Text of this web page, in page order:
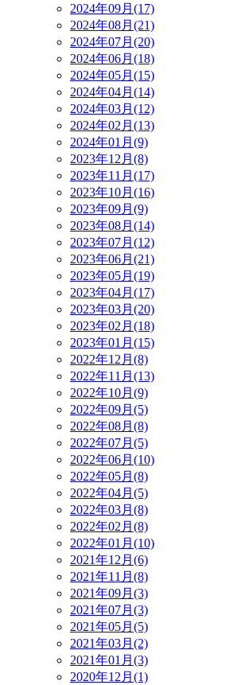
2024年09月(17)
2024年08月(21)
2024年07月(20)
2024年06月(18)
2024年05月(15)
2024年04月(14)
2024年03月(12)
2024年02月(13)
2024年01月(9)
2023年12月(8)
2023年11月(17)
2023年10月(16)
2023年09月(9)
2023年08月(14)
2023年07月(12)
2023年06月(21)
2023年05月(19)
2023年04月(17)
2023年03月(20)
2023年02月(18)
2023年01月(15)
2022年12月(8)
2022年11月(13)
2022年10月(9)
2022年09月(5)
2022年08月(8)
2022年07月(5)
2022年06月(10)
2022年05月(8)
2022年04月(5)
2022年03月(8)
2022年02月(8)
2022年01月(10)
2021年12月(6)
2021年11月(8)
2021年09月(3)
2021年07月(3)
2021年05月(5)
2021年03月(2)
2021年01月(3)
2020年12月(1)